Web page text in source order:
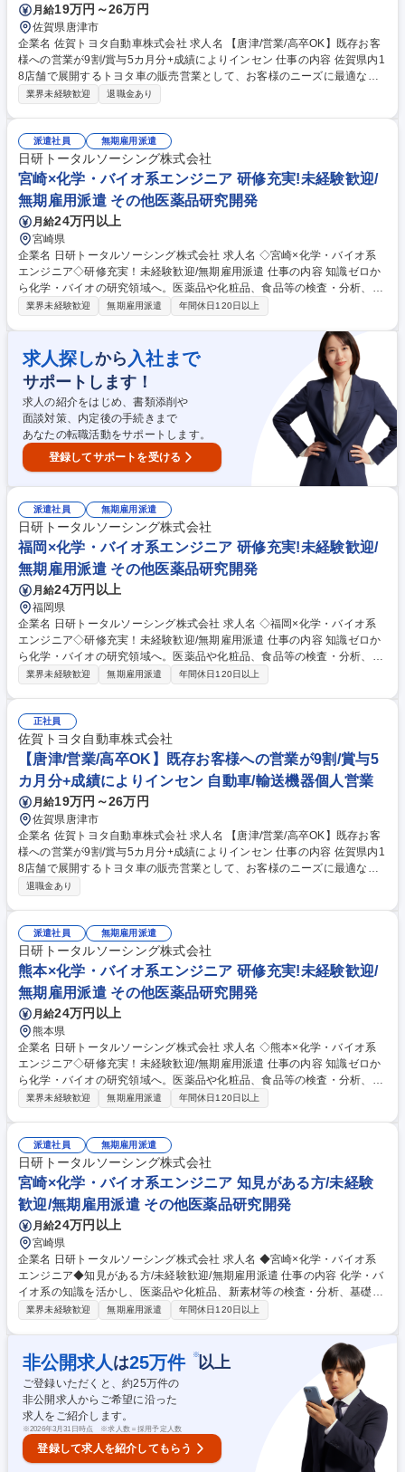
月給19万円～26万円
佐賀県唐津市
企業名 佐賀トヨタ自動車株式会社 求人名 【唐津/営業/高卒OK】既存お客
様への営業が9割/賞与5カ月分+成績によりインセン 仕事の内容 佐賀県内1
8店舗で展開するトヨタ車の販売営業として、お客様のニーズに最適な提
案を行います。車の販売に加え、メンテナンスや保険、周辺商品の提案も
が9割、新規は1割ほど ■トヨタ車・各種メーカー系中古車の販売 ■車検点
検などのメンテナンス、自動車保険、JAFなど周辺商品の販売 ≪目標目安
≫自動車営業未経験の方の場合、入社直後は1台/月が目標です。ご経験や
年次に応じて徐々に目標が増えます。(最大でも7台/月程度) 募集職種 【唐
津/営業/高卒OK】既存お客様への営業が9割/賞与5カ月分+成績によりイン
セン
業界未経験歓迎 退職金あり
派遣社員 無期雇用派遣
日研トータルソーシング株式会社
宮崎×化学・バイオ系エンジニア 研修充実!未経験歓迎/
無期雇用派遣 その他医薬品研究開発
月給24万円以上
宮崎県
企業名 日研トータルソーシング株式会社 求人名 ◇宮崎×化学・バイオ系
エンジニア◇研修充実！未経験歓迎/無期雇用派遣 仕事の内容 知識ゼロか
ら化学・バイオの研究領域へ。医薬品や化粧品、食品等の検査・分析、各
種試験を担当。神奈川（化学）や東京（バイオ）の専門施設で行う1か月
医薬品、化粧品、化学素材等の領域で検査・分析や試験、品質管理等に携
わります。【入社後は】化学は神奈川、バイオは東京の専門施設で約1か
月の研修を実施。化学はHPLCやGCの実機操作、バイオは細胞培養の実習
等、プロ講師が丁寧に指導。PCスキルやマナーも網羅したカリキュラム
があるため、専門知識や職歴がなくても安心して大手メーカー等のプロジ
ェクトで活躍できます。 募集職種 ◇宮崎×化学・バイオ系エンジニア◇研
修充実！未経験歓迎/無期雇用派遣
業界未経験歓迎 無期雇用派遣 年間休日120日以上
求人探しから 入社まで
サポートします！
求人の紹介をはじめ、書類添削や
面談対策、内定後の手続きまで
あなたの転職活動をサポートします。
登録してサポートを受ける
派遣社員 無期雇用派遣
日研トータルソーシング株式会社
福岡×化学・バイオ系エンジニア 研修充実!未経験歓迎/
無期雇用派遣 その他医薬品研究開発
月給24万円以上
福岡県
企業名 日研トータルソーシング株式会社 求人名 ◇福岡×化学・バイオ系
エンジニア◇研修充実！未経験歓迎/無期雇用派遣 仕事の内容 知識ゼロか
ら化学・バイオの研究領域へ。医薬品や化粧品、食品等の検査・分析、各
種試験を担当。神奈川（化学）や東京（バイオ）の専門施設で行う1か月
わります。【入社後は】化学は神奈川、バイオは東京の専門施設で約1か
月の研修を実施。化学はHPLCやGCの実機操作、バイオは細胞培養の実習
等、プロ講師が丁寧に指導。PCスキルやマナーも網羅したカリキュラム
があるため、専門知識や職歴がなくても安心して大手メーカー等のプロジ
ェクトで活躍できます。 募集職種 ◇福岡×化学・バイオ系エンジニア◇研
修充実！未経験歓迎/無期雇用派遣
業界未経験歓迎 無期雇用派遣 年間休日120日以上
正社員
佐賀トヨタ自動車株式会社
【唐津/営業/高卒OK】既存お客様への営業が9割/賞与5
カ月分+成績によりインセン 自動車/輸送機器個人営業
月給19万円～26万円
佐賀県唐津市
企業名 佐賀トヨタ自動車株式会社 求人名 【唐津/営業/高卒OK】既存お客
様への営業が9割/賞与5カ月分+成績によりインセン 仕事の内容 佐賀県内1
8店舗で展開するトヨタ車の販売営業として、お客様のニーズに最適な提
案を行います。車の販売に加え、メンテナンスや保険、周辺商品の提案も
が9割、新規は1割ほど ■トヨタ車・各種メーカー系中古車の販売 ■車検点
検などのメンテナンス、自動車保険、JAFなど周辺商品の販売 ≪目標目安
≫自動車営業未経験の方の場合、入社直後は1台/月が目標です。ご経験や
年次に応じて徐々に目標が増えます。(最大でも7台/月程度) 募集職種 【唐
津/営業/高卒OK】既存お客様への営業が9割/賞与5カ月分+成績によりイン
セン
退職金あり
派遣社員 無期雇用派遣
日研トータルソーシング株式会社
熊本×化学・バイオ系エンジニア 研修充実!未経験歓迎/
無期雇用派遣 その他医薬品研究開発
月給24万円以上
熊本県
企業名 日研トータルソーシング株式会社 求人名 ◇熊本×化学・バイオ系
エンジニア◇研修充実！未経験歓迎/無期雇用派遣 仕事の内容 知識ゼロか
ら化学・バイオの研究領域へ。医薬品や化粧品、食品等の検査・分析、各
種試験を担当。神奈川（化学）や東京（バイオ）の専門施設で行う1か月
わります。【入社後は】化学は神奈川、バイオは東京の専門施設で約1か
月の研修を実施。化学はHPLCやGCの実機操作、バイオは細胞培養の実習
等、プロ講師が丁寧に指導。PCスキルやマナーも網羅したカリキュラム
があるため、専門知識や職歴がなくても安心して大手メーカー等のプロジ
ェクトで活躍できます。 募集職種 ◇熊本×化学・バイオ系エンジニア◇研
修充実！未経験歓迎/無期雇用派遣
業界未経験歓迎 無期雇用派遣 年間休日120日以上
派遣社員 無期雇用派遣
日研トータルソーシング株式会社
宮崎×化学・バイオ系エンジニア 知見がある方/未経験
歓迎/無期雇用派遣 その他医薬品研究開発
月給24万円以上
宮崎県
企業名 日研トータルソーシング株式会社 求人名 ◆宮崎×化学・バイオ系
エンジニア◆知見がある方/未経験歓迎/無期雇用派遣 仕事の内容 化学・バ
イオ系の知識を活かし、医薬品や化粧品、新素材等の検査・分析、基礎研
究、品質管理を担当。神奈川（化学）や東京（バイオ）の専門施設で1か
薬品、化粧品、化学素材等の領域で、検査・分析や基礎研究、各種試験、
品質管理に携わります。【入社後は】化学は神奈川、バイオは東京の専門
施設で約1か月の研修を実施。化学はHPLCやGCの実機操作、バイオは細
胞培養や生化学試験の実習等、実務経験豊富な講師が時間をかけて伝授。
理論と実験技術を基礎から体系的に学べるため、実務未経験から安心して
研究職デビューが可能です。 募集職種 ◆宮崎×化学・バイオ系エンジニア
◆知見がある方/未経験歓迎/無期雇用派遣
業界未経験歓迎 無期雇用派遣 年間休日120日以上
非公開求人 は25万件 ※以上
ご登録いただくと、約25万件の
非公開求人からご希望に沿った
求人をご紹介します。
※2026年3月31日時点 ※求人数＝採用予定人数
登録して求人を紹介してもらう